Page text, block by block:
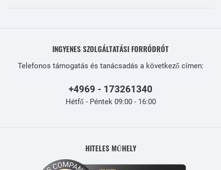
INGYENES SZOLGÁLTATÁSI FORRÓDRÓT
Telefonos támogatás és tanácsadás a következő címen:
+4969 - 173261340
Hétfő - Péntek 09:00 - 16:00
HITELES MŰHELY